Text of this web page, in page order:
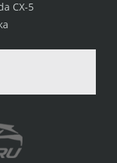
качества
знаем о Mazda CX-
CX-5